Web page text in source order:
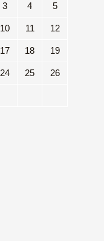
3 4 5
10 11 12
17 18 19
24 25 26